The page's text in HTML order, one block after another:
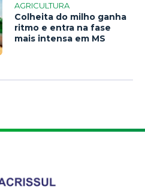
AGRICULTURA
Colheita do milho ganha
ritmo e entra na fase
mais intensa em MS